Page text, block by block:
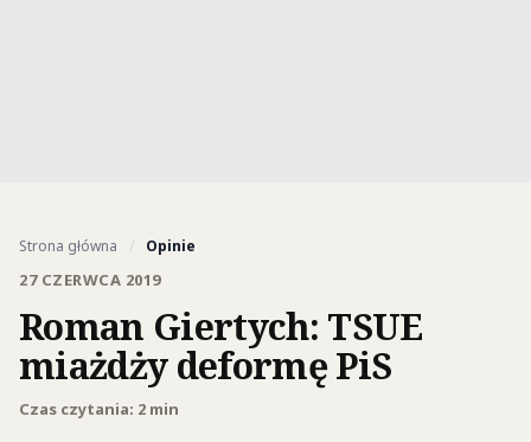
Strona główna / Opinie
27 CZERWCA 2019
Roman Giertych: TSUE
miażdży deformę PiS
Czas czytania: 2 min